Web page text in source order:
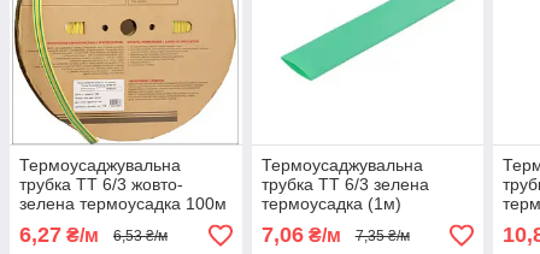
Термоусаджувальна
трубка ТТ 6/3 жовто-
зелена термоусадка 100м
6,27 ₴/м 6,53 ₴/м
Термоусаджувальна
трубка ТТ 6/3 зелена
термоусадка (1м)
7,06₴/м 7,35 ₴/м